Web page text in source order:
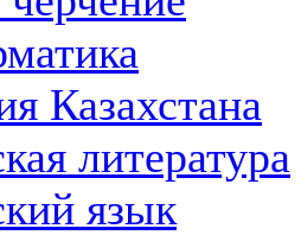
Казахстана
литература
язык